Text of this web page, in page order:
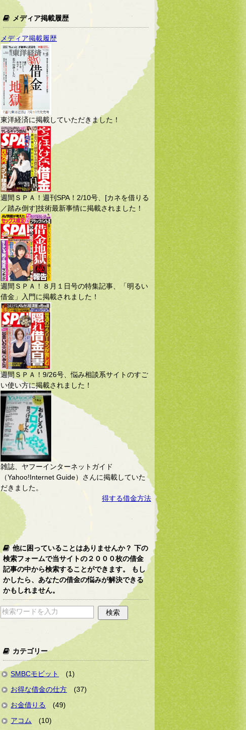
メディア掲載履歴
メディア掲載履歴
東洋経済に掲載していただきました！
週間ＳＰＡ！週刊SPA！2/10号、[カネを借りる
／踏み倒す]技術最新事情に掲載されました！
週間ＳＰＡ！８月１日号の特集記事、「明るい
借金」入門に掲載されました！
週間ＳＰＡ！9/26号、悩み相談系サイトのすご
い使い方に掲載されました！
雑誌、ヤフーインターネットガイド
（Yahoo!Internet Guide）さんに掲載していた
だきました。
得する借金方法
他に困っていることはありませんか？ 下の
検索フォームで当サイトの２０００枚の借金
記事の中から検索することができます。 もし
かしたら、あなたの借金の悩みが解決できる
かもしれません。
カテゴリー
SMBCモビット
(1)
お得な借金の仕方
(37)
お金借りる
(49)
アコム
(10)